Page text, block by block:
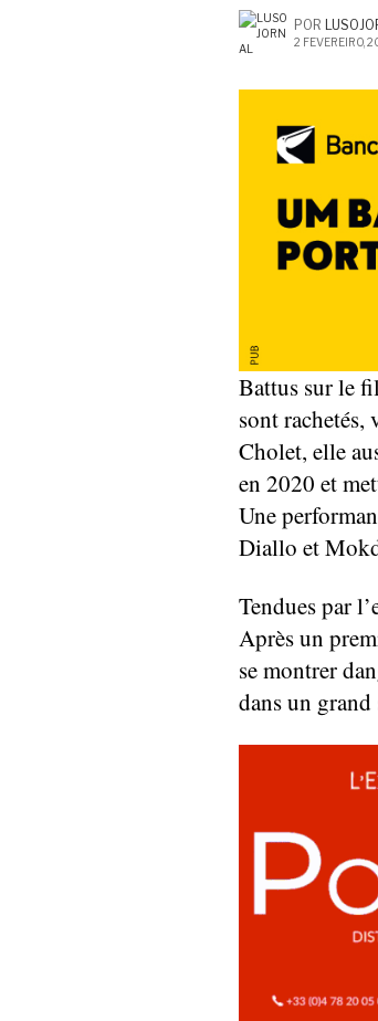
POR
2 FEVEREIRO,
Battus sur le
sont rachetés,
Cholet, elle
en 2020 et
Une
Diallo et
Tendues par
Après un
se montrer
dans un